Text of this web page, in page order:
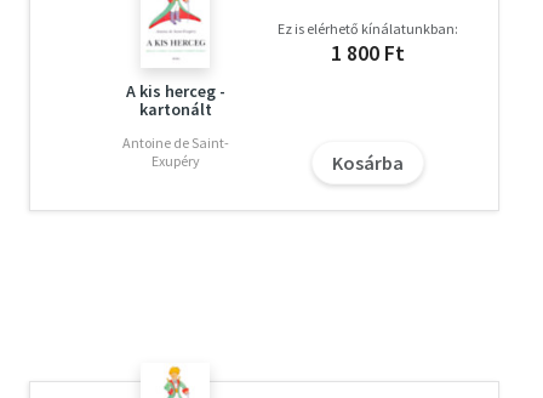
A kis herceg -
kartonált
Antoine de Saint-
Exupéry
Ez is elérhető kínálatunkban:
1 800 Ft
Kosárba